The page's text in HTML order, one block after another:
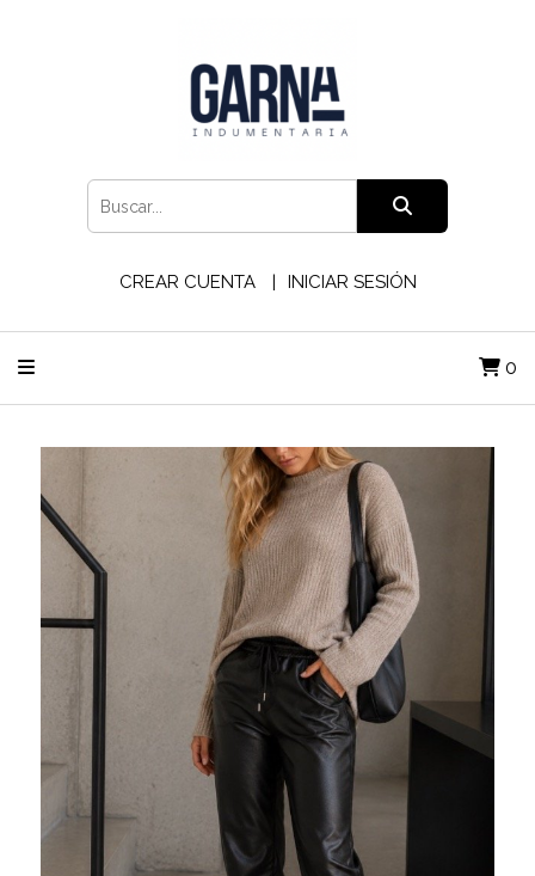
CREAR CUENTA INICIAR SESIÓN
0